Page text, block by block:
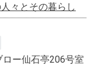
々とその暮らし
ー仙石亭206号室